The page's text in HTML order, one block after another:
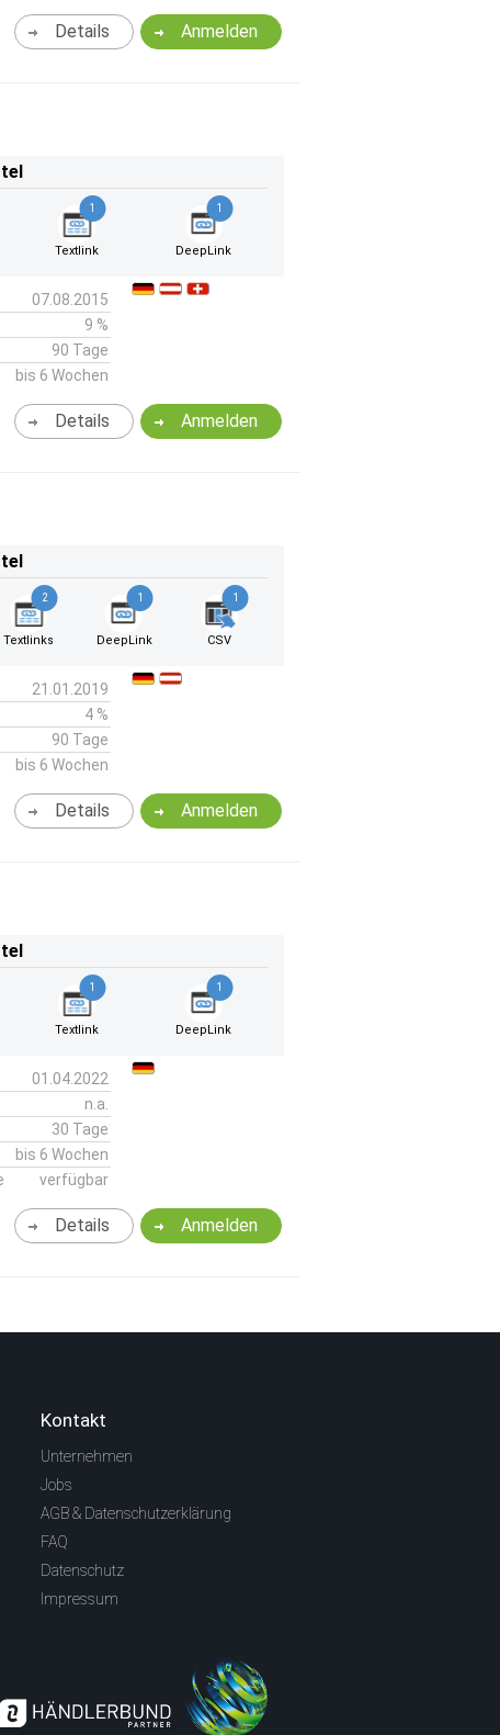
Anmelden
Details
1
Textlink
1
DeepLink
07.08.2015
9 %
90 Tage
bis 6 Wochen
Anmelden
Details
2
Textlinks
1
DeepLink
1
CSV
21.01.2019
4 %
90 Tage
bis 6 Wochen
Anmelden
Details
1
Textlink
1
DeepLink
01.04.2022
n.a.
30 Tage
bis 6 Wochen
verfügbar
Anmelden
Details
Kontakt
Unternehmen
Jobs
AGB & Datenschutzerklärung
FAQ
Datenschutz
Impressum